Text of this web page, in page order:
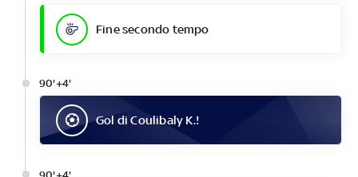
Fine secondo tempo
90'+4'
Gol diCoulibaly K.!